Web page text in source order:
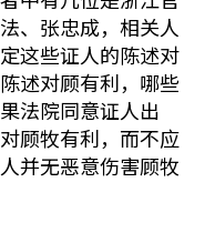
、张忠成，相关人
这些证人的陈述对
述对顾有利，哪些
法院同意证人出
顾牧有利，而不应
并无恶意伤害顾牧